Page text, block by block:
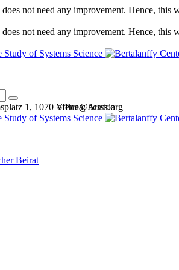
not need any improvement. Hence,
not need any improvement. Hence,
office@bcsss.org
1, 1070 Vienna, Austria
Beirat